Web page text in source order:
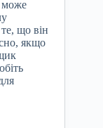
може
що він
якщо